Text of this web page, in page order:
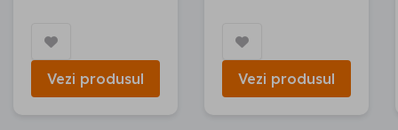
Vezi produsul Vezi produsul